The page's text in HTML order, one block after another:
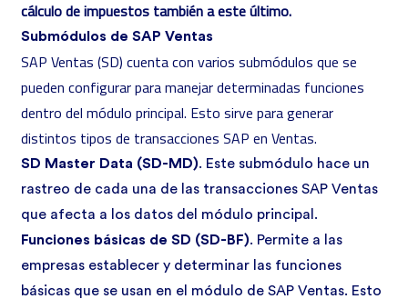
cálculo de impuestos también a este último.
Submódulos de SAP Ventas
SAP Ventas (SD) cuenta con varios submódulos que se
pueden configurar para manejar determinadas funciones
dentro del módulo principal. Esto sirve para generar
distintos tipos de transacciones SAP en Ventas.
SD Master Data (SD-MD). Este submódulo hace un
rastreo de cada una de las transacciones SAP Ventas
que afecta a los datos del módulo principal.
Funciones básicas de SD (SD-BF). Permite a las
empresas establecer y determinar las funciones
básicas que se usan en el módulo de SAP Ventas. Esto